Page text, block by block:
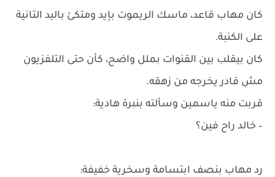
كان مهاب قاعد، ماسك الريموت بإيد ومتكئ باليد التانية
على الكنبة.
كان بيقلب بين القنوات بملل واضح، كأن حتى التلفزيون
مش قادر يخرجه من زهقه.
قربت منه ياسمين وسألته بنبرة هادية:
– خالد راح فين؟
رد مهاب بنصف ابتسامة وسخرية خفيفة: